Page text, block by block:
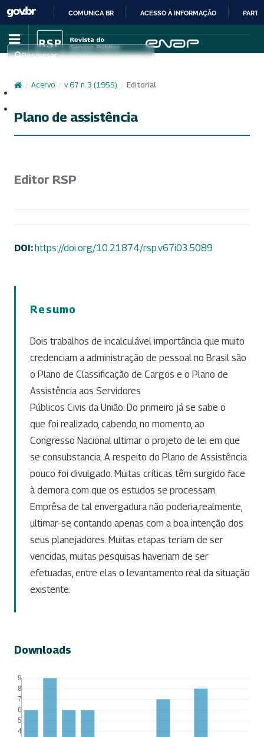
IR
PARA
CONTEÚDO
COMUNICA BR ACESSO À INFORMAÇÃO
Pesquisar
/ Acervo / v. 67 n. 3 (1955) / Editorial
Plano de assistência
Editor RSP
DOI:https://doi.org/10.21874/rsp.v67i03.5089
Resumo
Dois trabalhos de incalculável importância que muito
credenciam a administração de pessoal no Brasil são
o Plano de Classificação de Cargos e o Plano de
Assistência aos Servidores
Públicos Civis da União. Do primeiro já se sabe o
que foi realizado, cabendo, no momento, ao
Congresso Nacional ultimar o projeto de lei em que
se consubstancia. A respeito do Plano de Assistência
pouco foi divulgado. Muitas críticas têm surgido face
à demora com que os estudos se processam.
Emprêsa de tal envergadura não poderia,realmente,
ultimar-se contando apenas com a boa intenção dos
seus planejadores. Muitas etapas teriam de ser
vencidas, muitas pesquisas haveriam de ser
efetuadas, entre elas o levantamento real da situação
existente.
Downloads